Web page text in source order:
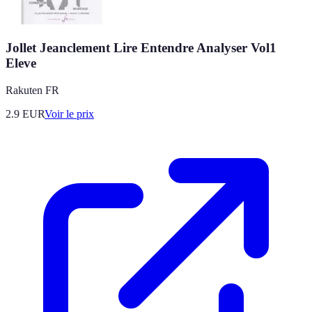
Jollet Jeanclement Lire Entendre Analyser Vol1
Eleve
Rakuten FR
2.9 EURVoir le prix